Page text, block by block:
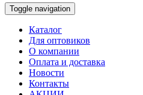
Toggle navigation
Каталог
Для оптовиков
О компании
Оплата и доставка
Новости
Контакты